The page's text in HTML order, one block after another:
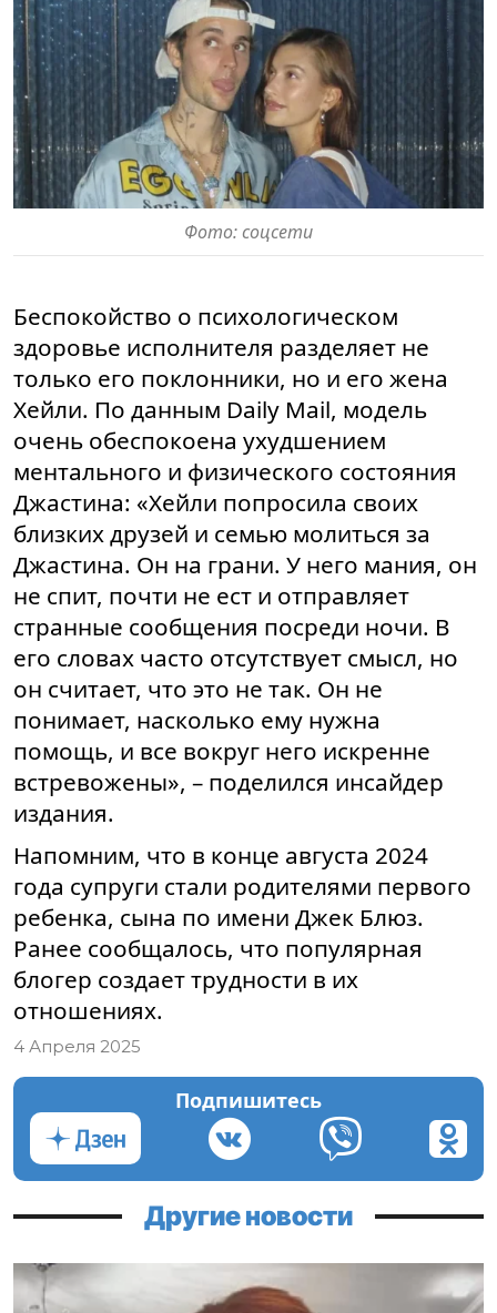
Фото: соцсети
Беспокойство о психологическом
здоровье исполнителя разделяет не
только его поклонники, но и его жена
Хейли. По данным Daily Mail, модель
очень обеспокоена ухудшением
ментального и физического состояния
Джастина: «Хейли попросила своих
близких друзей и семью молиться за
Джастина. Он на грани. У него мания, он
не спит, почти не ест и отправляет
странные сообщения посреди ночи. В
его словах часто отсутствует смысл, но
он считает, что это не так. Он не
понимает, насколько ему нужна
помощь, и все вокруг него искренне
встревожены», – поделился инсайдер
издания.
Напомним, что в конце августа 2024
года супруги стали родителями первого
ребенка, сына по имени Джек Блюз.
Ранее сообщалось, что популярная
блогер создает трудности в их
отношениях.
4 Апреля 2025
Подпишитесь
Другие новости